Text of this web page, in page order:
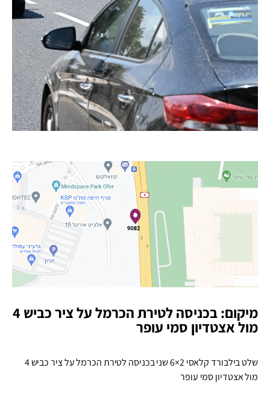
מיקום: בכניסה לטירת הכרמל על ציר כביש 4
מול אצטדיון סמי עופר
שלט בילבורד קלאסי6×2
שני בכניסה לטירת הכרמל על ציר כביש 4
מול אצטדיון סמי עופר